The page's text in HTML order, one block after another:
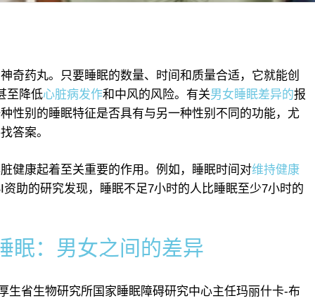
奇药丸。只要睡眠的数量、时间和质量合适，它就能创
至降低心脏病发作和中风的风险。有关男女睡眠差异的报
性别的睡眠特征是否具有与另一种性别不同的功能，尤
答案。
健康起着至关重要的作用。例如，睡眠时间对维持健康
助的研究发现，睡眠不足7小时的人比睡眠至少7小时的
眠：男女之间的差异
生省生物研究所国家睡眠障碍研究中心主任玛丽什卡-布